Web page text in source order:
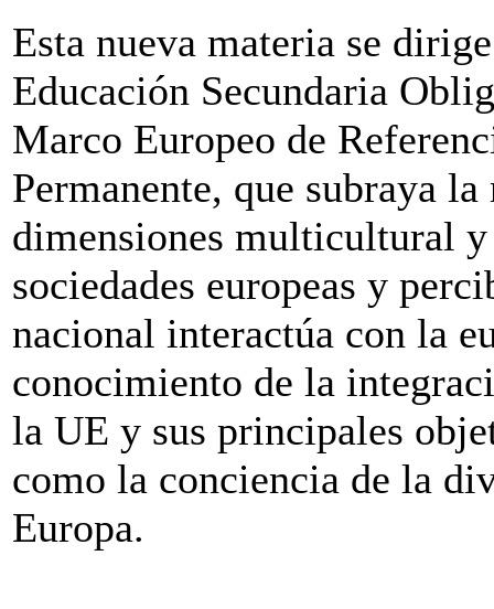
Esta nueva materia se
Educación Secundaria
Marco Europeo de
Permanente, que subraya
dimensiones multicultural
sociedades europeas y
nacional interactúa con la
conocimiento de la
la UE y sus principales
como la conciencia de la
Europa.